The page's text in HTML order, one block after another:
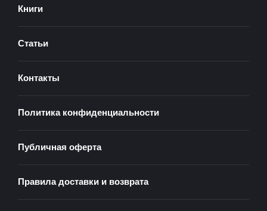
Книги
Статьи
Контакты
Политика конфиденциальности
Публичная оферта
Правила доставки и возврата